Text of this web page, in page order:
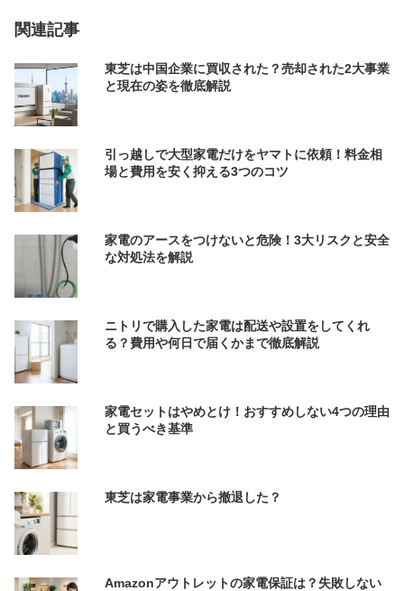
関連記事
東芝は中国企業に買収された？売却された2大事業
と現在の姿を徹底解説
引っ越しで大型家電だけをヤマトに依頼！料金相
場と費用を安く抑える3つのコツ
家電のアースをつけないと危険！3大リスクと安全
な対処法を解説
ニトリで購入した家電は配送や設置をしてくれ
る？費用や何日で届くかまで徹底解説
家電セットはやめとけ！おすすめしない4つの理由
と買うべき基準
東芝は家電事業から撤退した？
Amazonアウトレットの家電保証は？失敗しない